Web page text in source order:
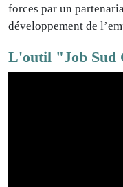
forces par un
développement de
L'outil "Job Sud